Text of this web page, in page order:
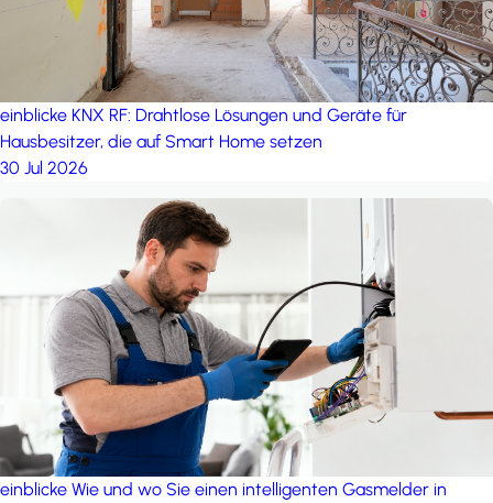
einblicke KNX RF: Drahtlose Lösungen und Geräte für
Hausbesitzer, die auf Smart Home setzen
30 Jul 2026
einblicke Wie und wo Sie einen intelligenten Gasmelder in